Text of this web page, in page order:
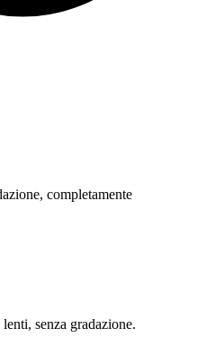
completamente
senza gradazione.